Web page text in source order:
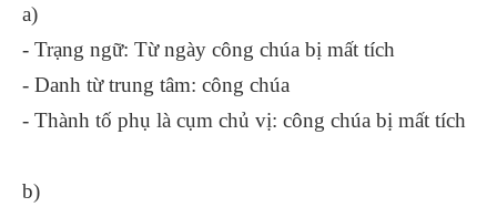
a)
- Trạng ngữ: Từ ngày công chúa bị mất tích
- Danh từ trung tâm: công chúa
- Thành tố phụ là cụm chủ vị: công chúa bị mất tích
b)